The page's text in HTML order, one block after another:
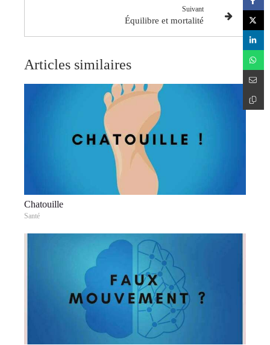
Suivant
Équilibre et mortalité
Articles similaires
Chatouille
Santé